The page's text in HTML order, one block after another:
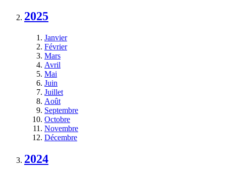
2025
Janvier
Février
Mars
Avril
Mai
Juin
Juillet
Août
Septembre
Octobre
Novembre
Décembre
2024